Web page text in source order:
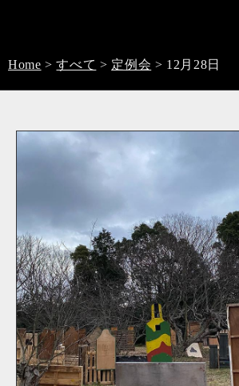
Home >すべて > 定例会 > 12月28日